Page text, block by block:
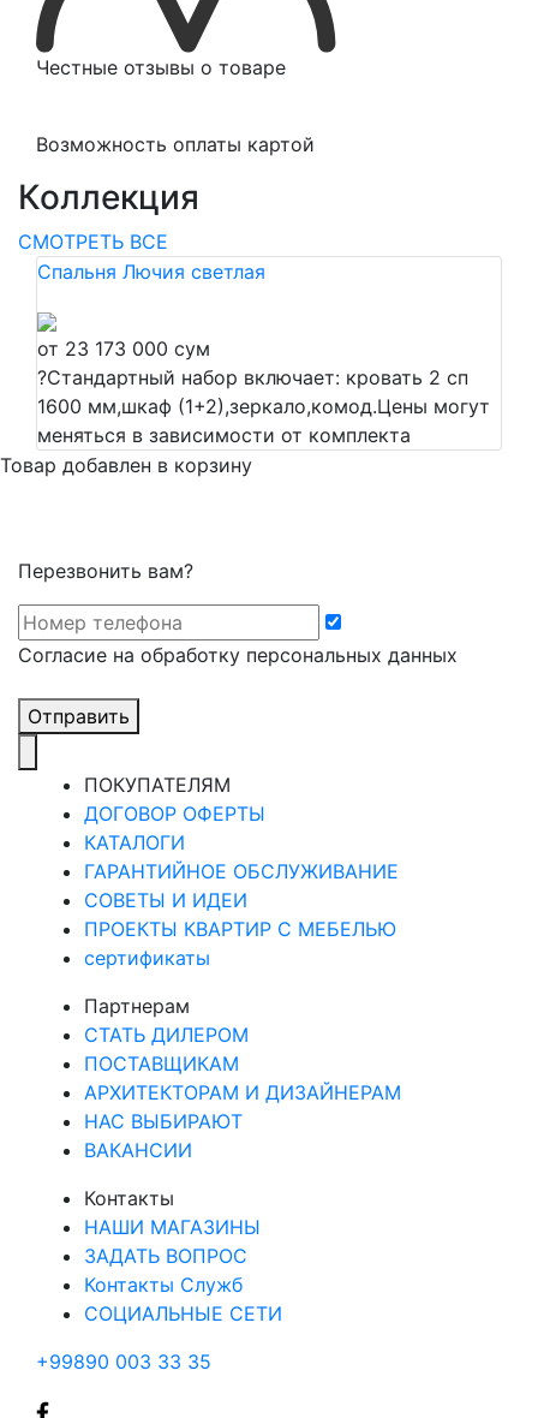
Честные отзывы о товаре
Возможность оплаты картой
Коллекция
СМОТРЕТЬ ВСЕ
Спальня Лючия светлая
от 23 173 000 сум
?Стандартный набор включает: кровать 2 сп
1600 мм,шкаф (1+2),зеркало,комод.Цены могут
меняться в зависимости от комплекта
Товар добавлен в корзину
Перезвонить вам?
Cогласие на обработку персональных данных
Отправить
ПОКУПАТЕЛЯМ
ДОГОВОР ОФЕРТЫ
КАТАЛОГИ
ГАРАНТИЙНОЕ ОБСЛУЖИВАНИЕ
СОВЕТЫ И ИДЕИ
ПРОЕКТЫ КВАРТИР С МЕБЕЛЬЮ
сертификаты
Партнерам
СТАТЬ ДИЛЕРОМ
ПОСТАВЩИКАМ
АРХИТЕКТОРАМ И ДИЗАЙНЕРАМ
НАС ВЫБИРАЮТ
ВАКАНСИИ
Контакты
НАШИ МАГАЗИНЫ
ЗАДАТЬ ВОПРОС
Контакты Служб
СОЦИАЛЬНЫЕ СЕТИ
+99890 003 33 35